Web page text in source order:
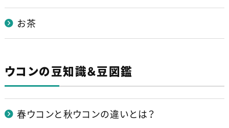
お茶
ウコンの豆知識＆豆図鑑
春ウコンと秋ウコンの違いとは？